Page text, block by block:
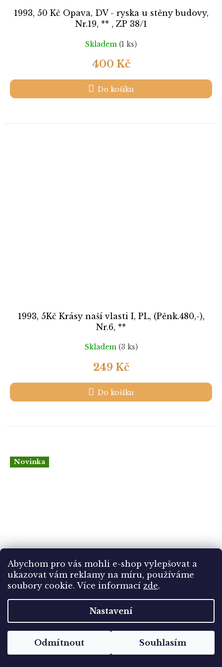
Abychom pro vás mohli e-shop vylepšovat a
ukazovat vám reklamy na míru, používáme
soubory cookie. Více informací zde.
Nastavení
Odmítnout Souhlasím
1993, 50 Kč Opava, DV - ryska u stěny budovy,
Nr.19, ** , ZP 38/1
Skladem (1 ks)
400 Kč
Do košíku
1993, 5Kč Krásy naší vlasti I, PL, (Pěnk.480,-),
Nr.6, **
Skladem (3 ks)
249 Kč
Do košíku
Novinka